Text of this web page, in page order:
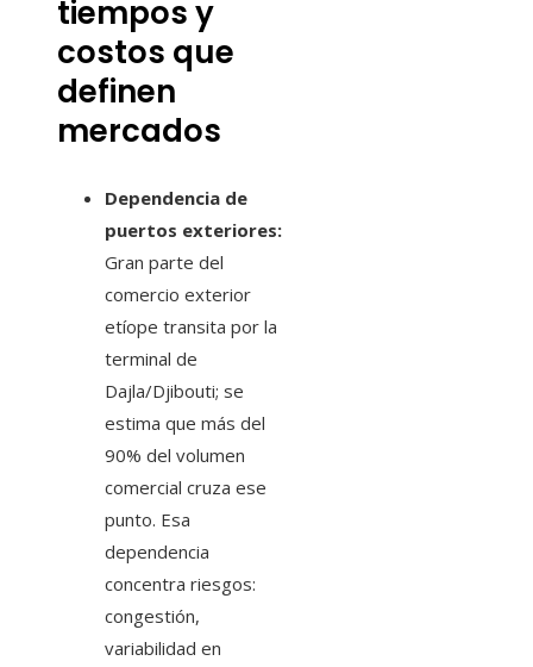
tiempos y
costos que
definen
mercados
Dependencia de
puertos exteriores:
Gran parte del
comercio exterior
etíope transita por la
terminal de
Dajla/Djibouti; se
estima que más del
90% del volumen
comercial cruza ese
punto. Esa
dependencia
concentra riesgos:
congestión,
variabilidad en